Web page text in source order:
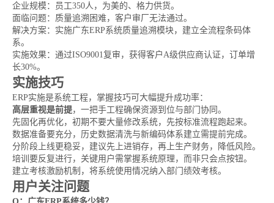
企业规模：员工350人，为美的、格力供货。
面临问题：质量追溯困难，客户审厂无法通过。
解决方案：实施广东ERP系统质量追溯模块，建立全流程条码体
系。
实施效果：通过ISO9001复审，获得客户A级供应商认证，订单增
长30%。
实施技巧
ERP实施是系统工程，掌握技巧可大幅提升成功率：
高层重视是前提，一把手工程确保资源到位与部门协同。
先固化再优化，初期不要大量修改系统，先按标准流程跑起来。
数据准备要充分，历史数据清洗与新编码体系建立需提前完成。
分阶段上线更稳妥，建议先上进销存，再上生产财务，降低风险。
培训要反复进行，关键用户需掌握系统原理，而非只会点按钮。
建立考核激励机制，将系统使用情况纳入部门绩效考核。
用户关注问题